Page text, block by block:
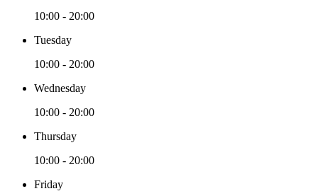
10:00 - 20:00
Tuesday
10:00 - 20:00
Wednesday
10:00 - 20:00
Thursday
10:00 - 20:00
Friday